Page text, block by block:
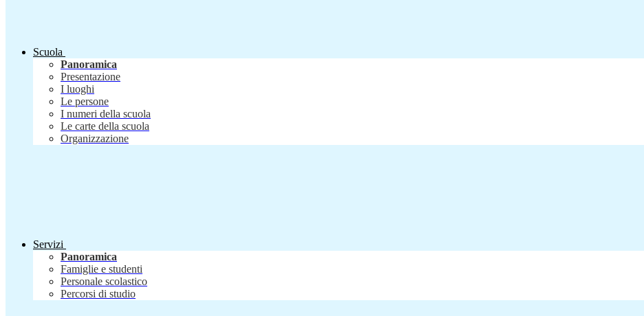
Scuola
Panoramica
Presentazione
I luoghi
Le persone
I numeri della scuola
Le carte della scuola
Organizzazione
Servizi
Panoramica
Famiglie e studenti
Personale scolastico
Percorsi di studio